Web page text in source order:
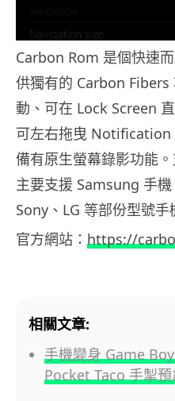
Carbon Rom 是個快速
供獨有的 Carbon Fibers
動、可在 Lock Screen
可左右拖曳 Notification
備有原生螢幕錄影功能
主要支援 Samsung 手
Sony、LG 等部份型號手
官方網站： https://
相關文章:
手機變身 Game
Pocket Taco 手掣